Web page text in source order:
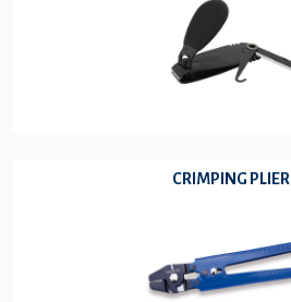
CRIMPING PLIER